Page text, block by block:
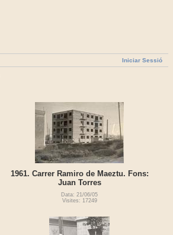
Iniciar Sessió
1961. Carrer Ramiro de Maeztu. Fons:
Juan Torres
Data: 21/06/05
Visites: 17249